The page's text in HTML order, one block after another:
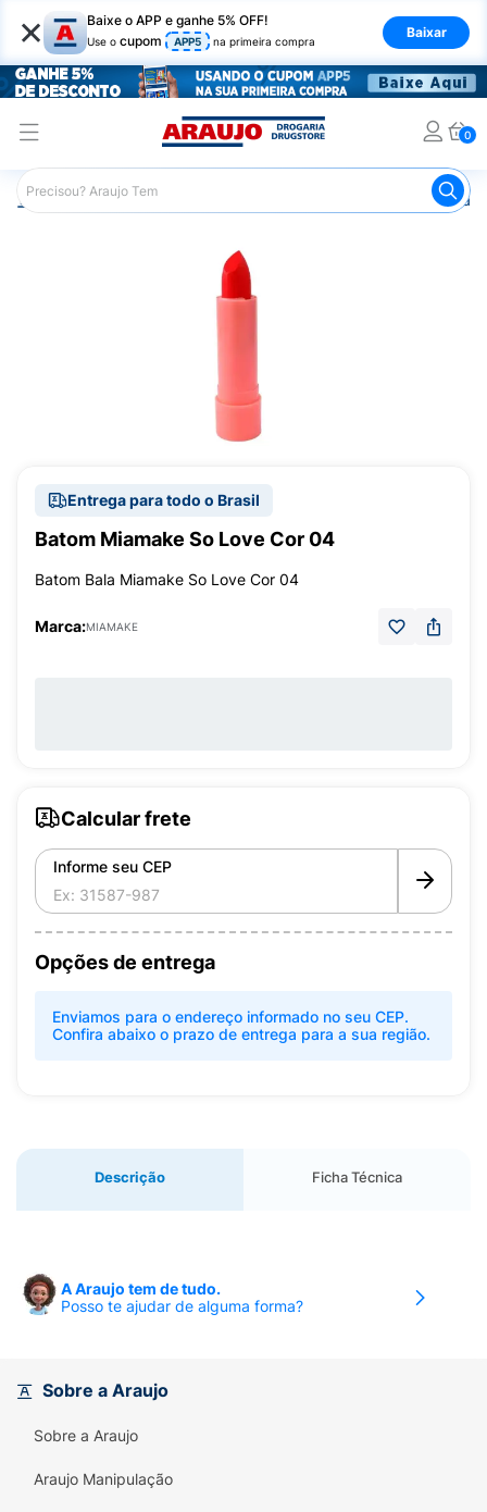
× Baixe o APP e ganhe 5% OFF!
Use o cupom APP5 na primeira compra
Baixar
0
Araujo Maquiagem Batom
Entrega para todo o Brasil
Batom Miamake So Love Cor 04
Batom Bala Miamake So Love Cor 04
Marca:MIAMAKE
Calcular frete
Informe seu CEP
Opções de entrega
Enviamos para o endereço informado no seu CEP.
Confira abaixo o prazo de entrega para a sua região.
Descrição Ficha Técnica
A Araujo tem de tudo.
Posso te ajudar de alguma forma?
Sobre a Araujo
Sobre a Araujo
Araujo Manipulação